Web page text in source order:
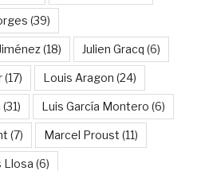
(39)
(18) Julien Gracq (6)
(17) Louis Aragon (24)
(31) Luis García Montero (6)
(7) Marcel Proust (11)
Llosa (6)